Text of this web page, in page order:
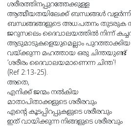
ശരീരത്തിനപ്പുറത്തേക്കുള്ള
ആത്മീയതയിലേക്ക് ബന്ധങ്ങൾ
ബന്ധങ്ങങ്ങളുടെ അധ:പതനം തുടരുക
ജറുസലെം ദൈവാലയത്തിൽ നിന്ന്
ആടുമാടുകളെയുമെല്ലാം
വയ്ക്കുന്ന മഹത്തായ ഒരു ചിന്തയുണ്ട്
‘ശരീരം ദൈവാലയമാണെന്ന ചിന്ത’!
(Ref 2:13-25).
അതെ,
എനിക്ക് ജന്മം നൽകിയ
മാതാപിതാക്കളുടെ ശരീരവും
എൻ്റെ കൂടപ്പിറപ്പുകളുടെ ശരീരവും
ഇത് വായിക്കുന്ന നിങ്ങളുടെ ശരീരവും